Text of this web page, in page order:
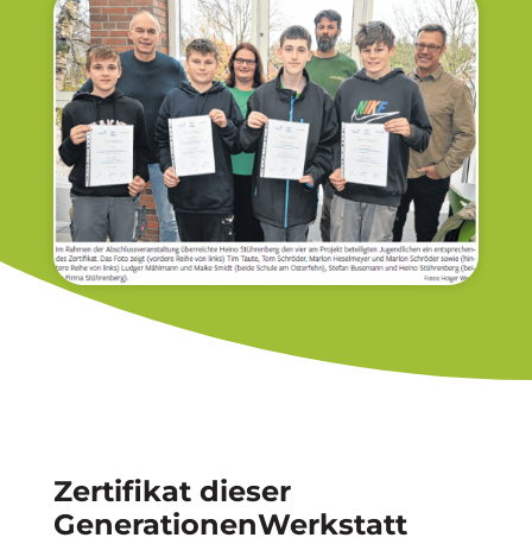
Zertifikat dieser
GenerationenWerkstatt